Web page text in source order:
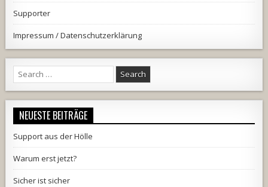
Supporter
Impressum / Datenschutzerklärung
Search
for:
NEUESTE BEITRÄGE
Support aus der Hölle
Warum erst jetzt?
Sicher ist sicher